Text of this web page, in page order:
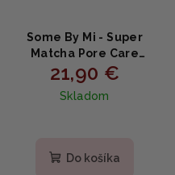
Some By Mi - Super
Matcha Pore Care
Starter Kit - Super
Matcha sada pre
starostlivosť o póry 4ks
21,90 €
Skladom
Do košíka